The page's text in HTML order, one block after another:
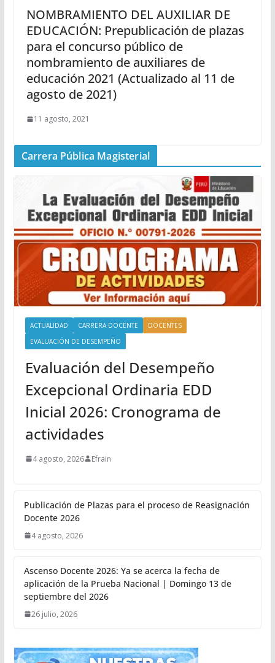
NOMBRAMIENTO DEL AUXILIAR DE
EDUCACIÓN: Prepublicación de plazas
para el concurso público de
nombramiento de auxiliares de
educación 2021 (Actualizado al 11 de
agosto de 2021)
11 agosto, 2021
Carrera Pública Magisterial
ACTUALIDAD CARRERA DOCENTE
DOCENTES
EVALUACIÓN DE DESEMPEÑO
Evaluación del Desempeño
Excepcional Ordinaria EDD
Inicial 2026: Cronograma de
actividades
4 agosto, 2026 Efrain
Publicación de Plazas para el proceso de Reasignación
Docente 2026
4 agosto, 2026
Ascenso Docente 2026: Ya se acerca la fecha de
aplicación de la Prueba Nacional | Domingo 13 de
septiembre del 2026
26 julio, 2026